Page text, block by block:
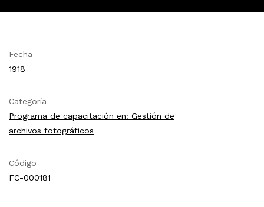
Fecha
1918
Categoría
Programa de capacitación en: Gestión de
archivos fotográficos
Código
FC-000181